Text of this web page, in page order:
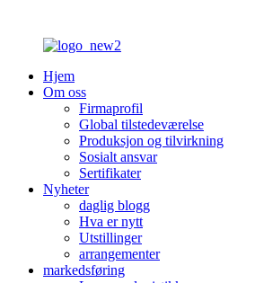
Hjem
Om oss
Firmaprofil
Global tilstedeværelse
Produksjon og tilvirkning
Sosialt ansvar
Sertifikater
Nyheter
daglig blogg
Hva er nytt
Utstillinger
arrangementer
markedsføring